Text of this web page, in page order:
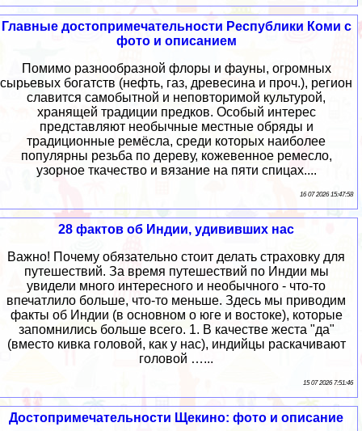
Главные достопримечательности Республики Коми с
фото и описанием
Помимо разнообразной флоры и фауны, огромных
сырьевых богатств (нефть, газ, древесина и проч.), регион
славится самобытной и неповторимой культурой,
хранящей традиции предков. Особый интерес
представляют необычные местные обряды и
традиционные ремёсла, среди которых наиболее
популярны резьба по дереву, кожевенное ремесло,
узорное ткачество и вязание на пяти спицах....
16 07 2026 15:47:58
28 фактов об Индии, удививших нас
Важно! Почему обязательно стоит делать страховку для
путешествий. За время путешествий по Индии мы
увидели много интересного и необычного - что-то
впечатлило больше, что-то меньше. Здесь мы приводим
факты об Индии (в основном о юге и востоке), которые
запомнились больше всего. 1. В качестве жеста "да"
(вместо кивка головой, как у нас), индийцы раскачивают
головой …...
15 07 2026 7:51:46
Достопримечательности Щекино: фото и описание